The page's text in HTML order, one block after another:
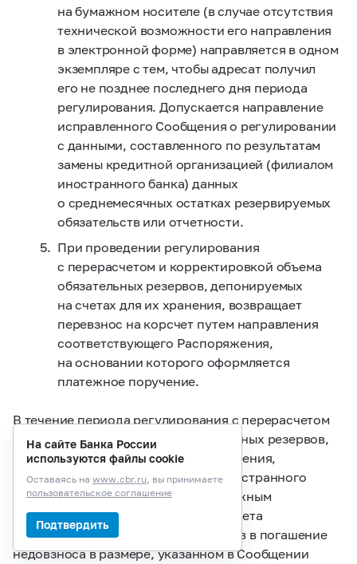
на бумажном носителе (в случае отсутствия
технической возможности его направления
в электронной форме) направляется в одном
экземпляре с тем, чтобы адресат получил
его не позднее последнего дня периода
регулирования. Допускается направление
исправленного Сообщения о регулировании
с данными, составленного по результатам
замены кредитной организацией (филиалом
иностранного банка) данных
о среднемесячных остатках резервируемых
обязательств или отчетности.
При проведении регулирования
с перерасчетом и корректировкой объема
обязательных резервов, депонируемых
на счетах для их хранения, возвращает
перевзнос на корсчет путем направления
соответствующего Распоряжения,
на основании которого оформляется
платежное поручение.
В течение периода регулирования с перерасчетом
и корректировкой объема обязательных резервов,
депонируемых на счетах для их хранения,
кредитная организация (филиал иностранного
банка) осуществляет перевод платежным
поручением денежных средств на счета
для хранения обязательных резервов в погашение
недовзноса в размере, указанном в Сообщении
На сайте Банка России
используются файлы cookie
Оставаясь на www.cbr.ru, вы принимаете
пользовательское соглашение
Подтвердить